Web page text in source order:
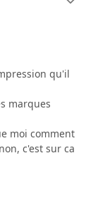
qu'il
marques
moi comment
c'est sur ca